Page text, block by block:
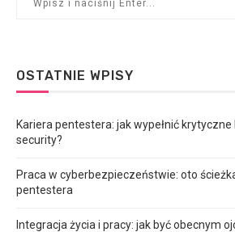
OSTATNIE WPISY
Kariera pentestera: jak wypełnić
security?
Praca w cyberbezpieczeństwie: oto
pentestera
Integracja życia i pracy: jak być obecnym